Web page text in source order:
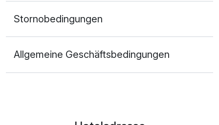
Stornobedingungen
Allgemeine Geschäftsbedingungen